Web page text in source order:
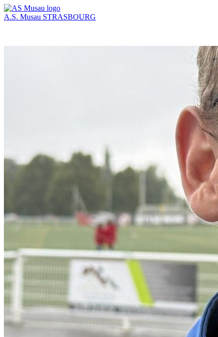
A.S. Musau STRASBOURG